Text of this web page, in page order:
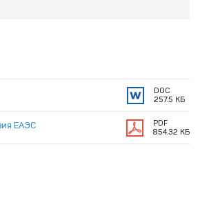
DOC
257.5 КБ
ЕАЭС
PDF
854.32 КБ